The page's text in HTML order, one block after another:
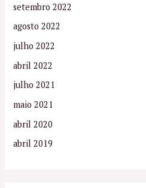
setembro 2022
agosto 2022
julho 2022
abril 2022
julho 2021
maio 2021
abril 2020
abril 2019